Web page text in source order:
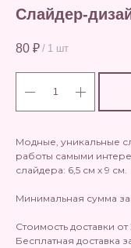
Слайдер-
80 ₽ / 1 шт
Модные, уникальные
работы самыми
слайдера: 6,5 см х 9 см.
Минимальная сумма
Стоимость доставки
Бесплатная доставка